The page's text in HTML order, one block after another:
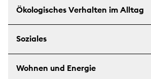
Ökologisches Verhalten im Alltag
Soziales
Wohnen und Energie